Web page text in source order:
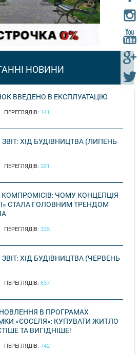
НОВИНИ
ВВЕДЕНО В ЕКСПЛУАТАЦІЮ
ПЕРЕГЛЯДІВ: 141
ХІД БУДІВНИЦТВА (ЛИПЕНЬ
ПЕРЕГЛЯДІВ: 201
ЧОМУ КОНЦЕПЦІЯ
СТАЛА ГОЛОВНИМ ТРЕНДОМ
ПЕРЕГЛЯДІВ: 325
ХІД БУДІВНИЦТВА (ЧЕРВЕНЬ
ПЕРЕГЛЯДІВ: 637
В ПРОГРАМАХ
«ЄОСЕЛЯ»: КУПУВАТИ ЖИТЛО
ТА ВИГІДНІШЕ!
ПЕРЕГЛЯДІВ: 742